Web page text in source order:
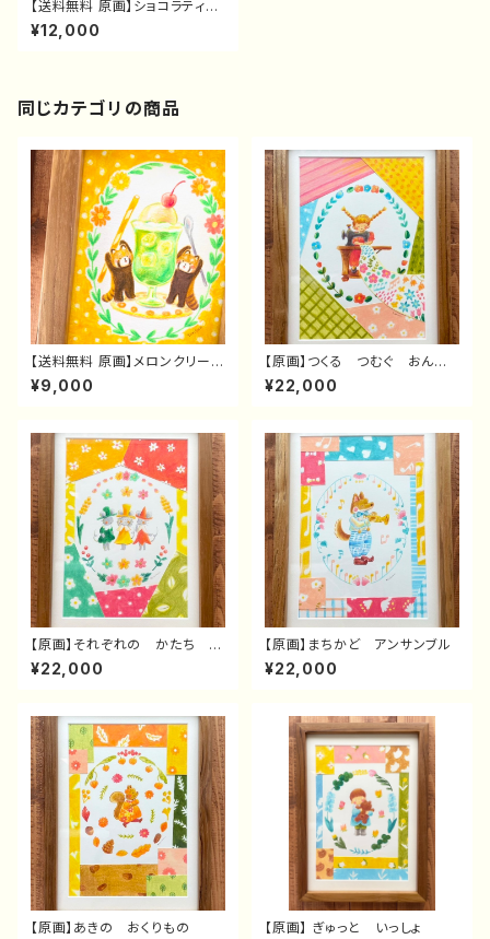
【送料無料 原画】ショコラティエ
なこぐまさんケーキ
¥12,000
同じカテゴリの商品
【送料無料 原画】メロンクリーム
ソーダとレッサーパンダさん
¥9,000
【原画】つくる つむぐ おんな
のこ
¥22,000
【原画】それぞれの かたち ね
ずみさん
¥22,000
【原画】まちかど アンサンブル
¥22,000
【原画】あきの おくりもの 【原画】 ぎゅっと いっしょ